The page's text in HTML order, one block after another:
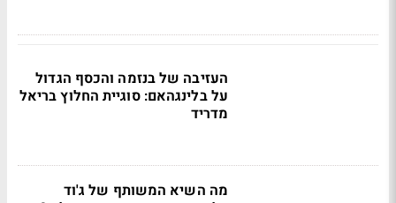
העזיבה של בנזמה והכסף הגדול
על בלינגהאם: סוגיית החלוץ בריאל
מדריד
מה השיא המשותף של ג'וד